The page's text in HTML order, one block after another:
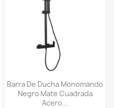
Barra De Ducha Monomando
Negro Mate Cuadrada
Acero...